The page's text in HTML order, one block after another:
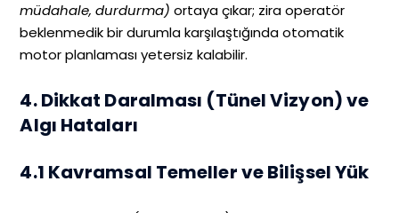
müdahale, durdurma)ortaya çıkar; zira operatör
beklenmedik bir durumla karşılaştığında otomatik
motor planlaması yetersiz kalabilir.
4. Dikkat Daralması (Tünel Vizyon) ve
Algı Hataları
4.1 Kavramsal Temeller ve Bilişsel Yük